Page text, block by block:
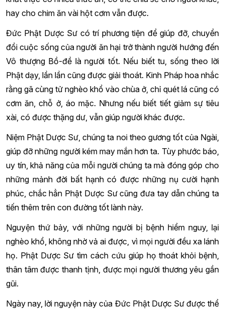
hay cho chim ăn vài hột cơm vẫn được.
Đức Phật Dược Sư có trí phương tiện để giúp đỡ, chuyển
đổi cuộc sống của người ăn hại trở thành người hướng đến
Vô thượng Bồ-đề là người tốt. Nếu biết tu, sống theo lời
Phật dạy, lần lần cũng được giải thoát. Kinh Pháp hoa nhắc
rằng gã cùng tử nghèo khổ vào chùa ở, chỉ quét lá cũng có
cơm ăn, chỗ ở, áo mặc. Nhưng nếu biết tiết giảm sự tiêu
xài, có được thặng dư, vẫn giúp người khác được.
Niệm Phật Dược Sư, chúng ta noi theo gương tốt của Ngài,
giúp đỡ những người kém may mắn hơn ta. Tùy phước báo,
uy tín, khả năng của mỗi người chúng ta mà đóng góp cho
những mảnh đời bất hạnh có được những nụ cười hạnh
phúc, chắc hẳn Phật Dược Sư cũng đưa tay dẫn chúng ta
tiến thêm trên con đường tốt lành này.
Nguyện thứ bảy, với những người bị bệnh hiểm nguy, lại
nghèo khổ, không nhờ vả ai được, vì mọi người đều xa lánh
họ. Phật Dược Sư tìm cách cứu giúp họ thoát khỏi bệnh,
thân tâm được thanh tịnh, được mọi người thương yêu gần
gũi.
Ngày nay, lời nguyện này của Đức Phật Dược Sư được thể